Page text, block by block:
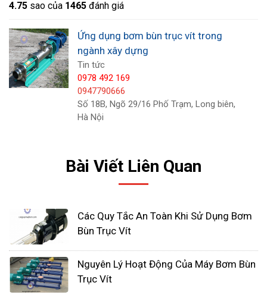
Nguyên lý hoạt động của bơm
bùn trục vít
Cấu tạo của bơm bùn trục vít bao gồm hai bộ phận
chính là rotor và stato. Stato được xem là một bộ
phận cố định. Stator có hình dạng xoắn ốc với một
4.75 sao của 1465 đánh giá
Ứng dụng bơm bùn trục vít trong
ngành xây dựng
Tin tức
0978 492 169
0947790666
Số 18B, Ngõ 29/16 Phố Trạm, Long biên,
Hà Nội
Bài Viết Liên Quan
Các Quy Tắc An Toàn Khi Sử Dụng Bơm
Bùn Trục Vít
Nguyên Lý Hoạt Động Của Máy Bơm Bùn
Trục Vít